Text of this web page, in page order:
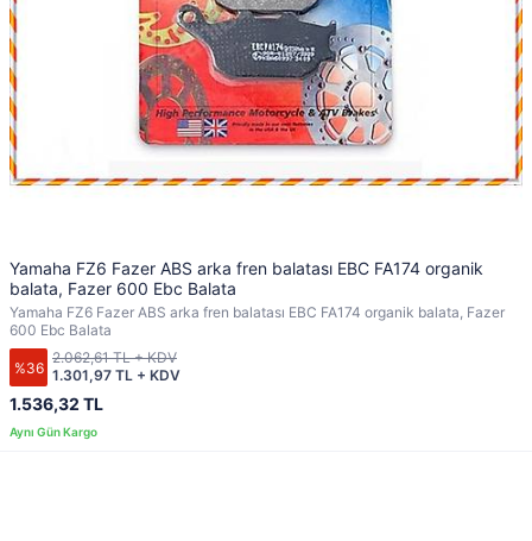
Yamaha FZ6 Fazer ABS arka fren balatası EBC FA174 organik
balata, Fazer 600 Ebc Balata
Yamaha FZ6 Fazer ABS arka fren balatası EBC FA174 organik balata, Fazer
600 Ebc Balata
%36
1.536,32 TL
1.301,97 TL + KDV
2.062,61 TL + KDV